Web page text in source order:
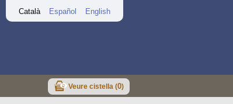
Català Español English
Veure cistella (0)